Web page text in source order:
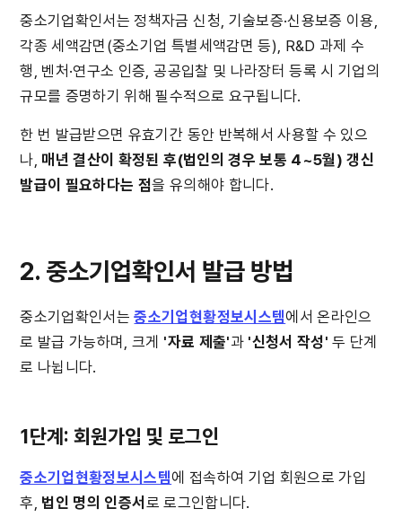
중소기업확인서는 정책자금 신청, 기술보증·신용보증 이용,
각종 세액감면(중소기업 특별세액감면 등), R&D 과제 수
행, 벤처·연구소 인증, 공공입찰 및 나라장터 등록 시 기업의
규모를 증명하기 위해 필수적으로 요구됩니다.
한 번 발급받으면 유효기간 동안 반복해서 사용할 수 있으
나, 매년 결산이 확정된 후(법인의 경우 보통 4~5월) 갱신
발급이 필요하다는 점을 유의해야 합니다.
2. 중소기업확인서 발급 방법
중소기업확인서는 중소기업현황정보시스템에서 온라인으
로 발급 가능하며, 크게 '자료 제출'과 '신청서 작성' 두 단계
로 나뉩니다.
1단계: 회원가입 및 로그인
중소기업현황정보시스템에 접속하여 기업 회원으로 가입
후, 법인 명의 인증서 로 로그인합니다.